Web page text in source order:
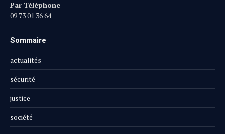
Par Téléphone
09 73 01 36 64
Sommaire
actualités
sécurité
justice
société